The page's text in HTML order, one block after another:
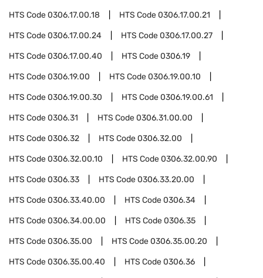
HTS Code0306.17.00.18 HTS Code0306.17.00.21
HTS Code0306.17.00.24 HTS Code0306.17.00.27
HTS Code0306.17.00.40 HTS Code0306.19
HTS Code0306.19.00 HTS Code0306.19.00.10
HTS Code0306.19.00.30 HTS Code0306.19.00.61
HTS Code0306.31 HTS Code0306.31.00.00
HTS Code0306.32 HTS Code0306.32.00
HTS Code0306.32.00.10 HTS Code0306.32.00.90
HTS Code0306.33 HTS Code0306.33.20.00
HTS Code0306.33.40.00 HTS Code0306.34
HTS Code0306.34.00.00 HTS Code0306.35
HTS Code0306.35.00 HTS Code0306.35.00.20
HTS Code0306.35.00.40 HTS Code0306.36